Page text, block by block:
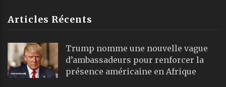
Articles Récents
Trump nomme une nouvelle vague
d’ambassadeurs pour renforcer la
présence américaine en Afrique